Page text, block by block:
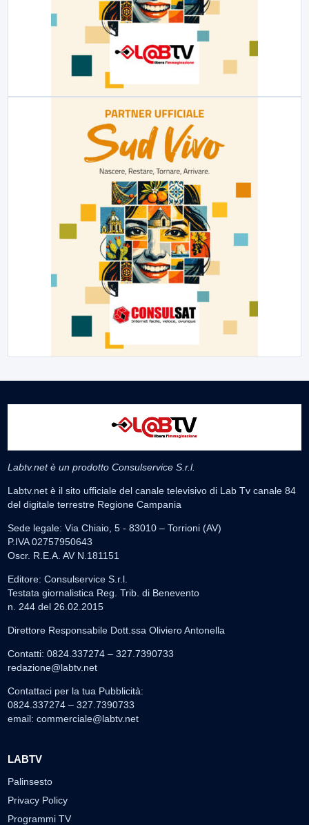
Labtv.net è un prodotto Consulservice S.r.l.
Labtv.net è il sito ufficiale del canale televisivo di Lab Tv canale 84
del digitale terrestre Regione Campania
Sede legale: Via Chiaio, 5 - 83010 – Torrioni (AV)
P.IVA 02757950643
Oscr. R.E.A. AV N.181151
Editore: Consulservice S.r.l.
Testata giornalistica Reg. Trib. di Benevento
n. 244 del 26.02.2015
Direttore Responsabile Dott.ssa Oliviero Antonella
Contatti: 0824.337274 – 327.7390733
redazione@labtv.net
Contattaci per la tua Pubblicità:
0824.337274 – 327.7390733
email: commerciale@labtv.net
LABTV
Palinsesto
Privacy Policy
Programmi TV